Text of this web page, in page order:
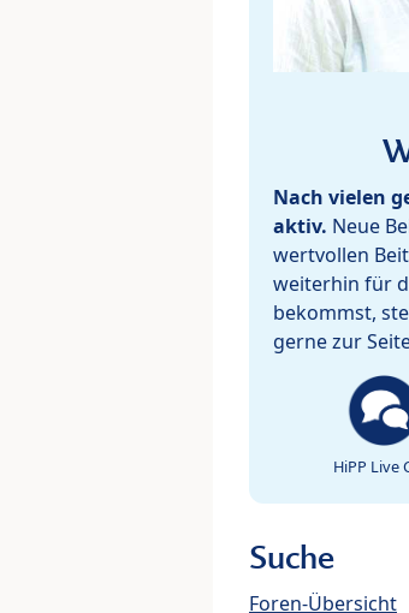
Nach vielen
aktiv. Neue
wertvollen
weiterhin für
bekommst,
gerne zur
HiPP Live
Suche
Foren-Übersicht